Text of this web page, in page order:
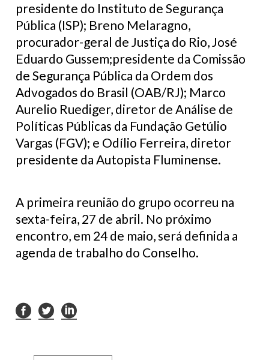
presidente do Instituto de Segurança
Pública (ISP); Breno Melaragno,
procurador-geral de Justiça do Rio, José
Eduardo Gussem;presidente da Comissão
de Segurança Pública da Ordem dos
Advogados do Brasil (OAB/RJ); Marco
Aurelio Ruediger, diretor de Análise de
Políticas Públicas da Fundação Getúlio
Vargas (FGV); e Odílio Ferreira, diretor
presidente da Autopista Fluminense.
A primeira reunião do grupo ocorreu na
sexta-feira, 27 de abril. No próximo
encontro, em 24 de maio, será definida a
agenda de trabalho do Conselho.